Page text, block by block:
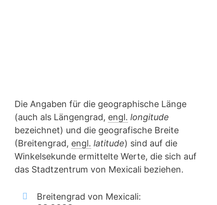
Die Angaben für die geographische Länge
(auch als Längengrad, engl. longitude
bezeichnet) und die geografische Breite
(Breitengrad, engl. latitude) sind auf die
Winkelsekunde ermittelte Werte, die sich auf
das Stadtzentrum von Mexicali beziehen.
Breitengrad von Mexicali: